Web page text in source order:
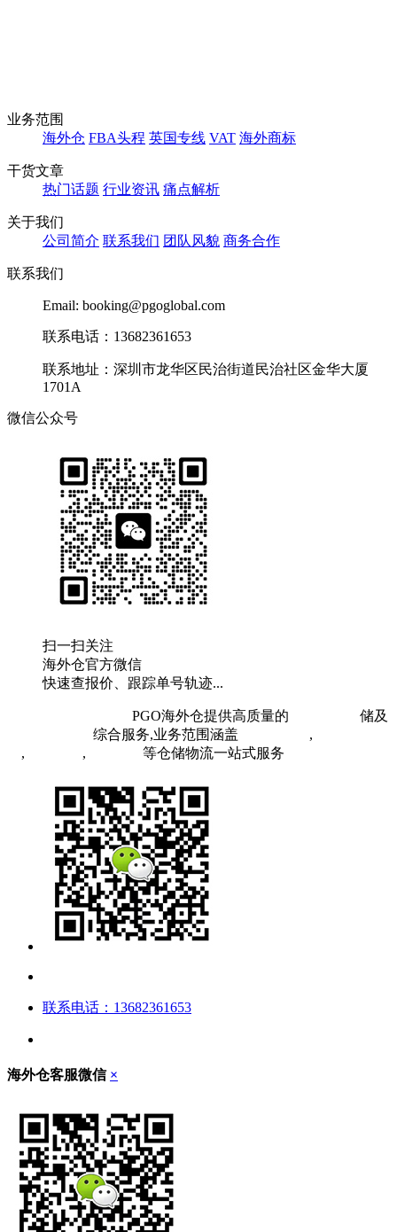
业务范围
海外仓 FBA头程 英国专线 VAT 海外商标
干货文章
热门话题 行业资讯 痛点解析
关于我们
公司简介 联系我们 团队风貌 商务合作
联系我们
Email: booking@pgoglobal.com
联系电话：13682361653
联系地址：深圳市龙华区民治街道民治社区金华大厦
1701A
微信公众号
扫一扫关注
海外仓官方微信
快速查报价、跟踪单号轨迹...
PGO海外仓提供高质量的
储及
综合服务,业务范围涵盖 ,
, , 等仓储物流一站式服务
联系电话：13682361653
海外仓客服微信 ×